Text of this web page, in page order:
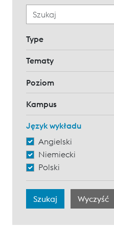
Type
Tematy
Poziom
Kampus
Język wykładu
Angielski
Niemiecki
Polski